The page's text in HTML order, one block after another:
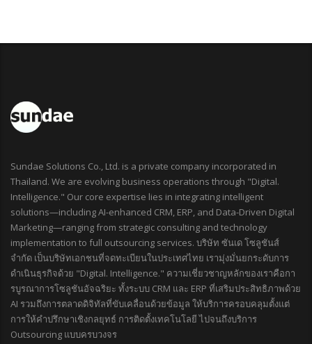
Sundae Solutions Co., Ltd. is a private company incorporated in
Thailand. We are evolving business operations through "Digital.
Intelligence." Our core expertise lies in integrating intelligent
solutions—including AI-enhanced CRM, ERP, and Data-Driven Digital
Marketing—ranging from strategic consulting and technology
implementation to full outsourcing services. บริษัท ซันเด โซลูชันส์
จำกัด เป็นบริษัทเอกชนที่จดทะเบียนในประเทศไทย เรามุ่งมั่นยกระดับการ
ดำเนินธุรกิจด้วย "Digital. Intelligence." ความเชี่ยวชาญหลักของเราคือกา
รบูรณาการโซลูชันอัจฉริยะ ทั้งระบบ CRM และ ERP ที่เสริมประสิทธิภาพด้วย
AI รวมถึงการตลาดดิจิทัลที่ขับเคลื่อนด้วยข้อมูล ให้บริการครอบคลุมตั้งแต่
การให้คำปรึกษาเชิงกลยุทธ์ การติดตั้งเทคโนโลยี ไปจนถึงบริการ
Outsourcing แบบครบวงจร